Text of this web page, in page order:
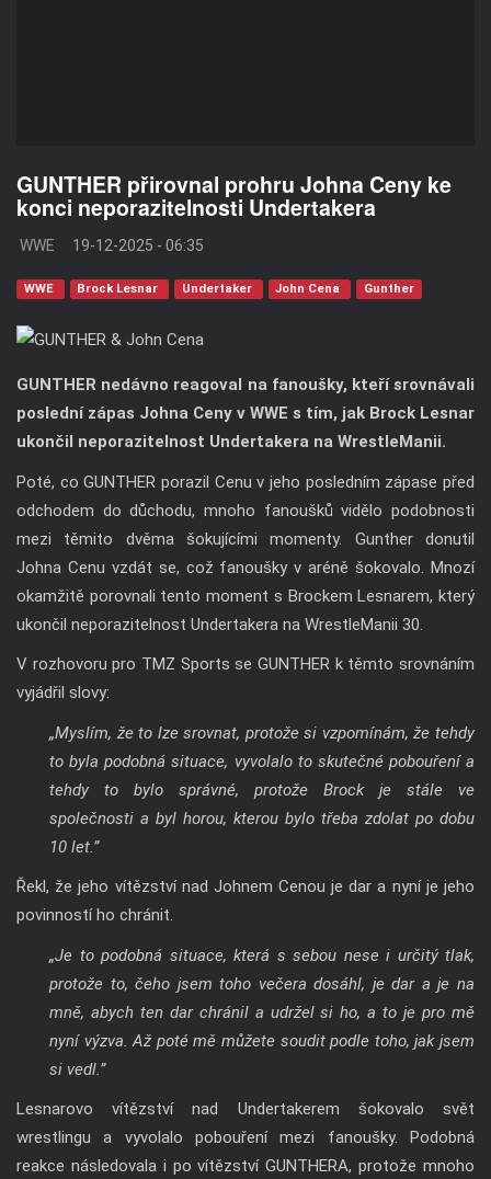
GUNTHER přirovnal prohru Johna Ceny ke
konci neporazitelnosti Undertakera
WWE 19-12-2025 - 06:35
WWE Brock Lesnar Undertaker John Cena Gunther
GUNTHER nedávno reagoval na fanoušky, kteří srovnávali
poslední zápas Johna Ceny v WWE s tím, jak Brock Lesnar
ukončil neporazitelnost Undertakera na WrestleManii.
Poté, co GUNTHER porazil Cenu v jeho posledním zápase před
odchodem do důchodu, mnoho fanoušků vidělo podobnosti
mezi těmito dvěma šokujícími momenty. Gunther donutil
Johna Cenu vzdát se, což fanoušky v aréně šokovalo. Mnozí
okamžitě porovnali tento moment s Brockem Lesnarem, který
ukončil neporazitelnost Undertakera na WrestleManii 30.
V rozhovoru pro TMZ Sports se GUNTHER k těmto srovnáním
vyjádřil slovy:
„Myslím, že to lze srovnat, protože si vzpomínám, že tehdy
to byla podobná situace, vyvolalo to skutečné pobouření a
tehdy to bylo správné, protože Brock je stále ve
společnosti a byl horou, kterou bylo třeba zdolat po dobu
10 let.”
Řekl, že jeho vítězství nad Johnem Cenou je dar a nyní je jeho
povinností ho chránit.
„Je to podobná situace, která s sebou nese i určitý tlak,
protože to, čeho jsem toho večera dosáhl, je dar a je na
mně, abych ten dar chránil a udržel si ho, a to je pro mě
nyní výzva. Až poté mě můžete soudit podle toho, jak jsem
si vedl.”
Lesnarovo vítězství nad Undertakerem šokovalo svět
wrestlingu a vyvolalo pobouření mezi fanoušky. Podobná
reakce následovala i po vítězství GUNTHERA, protože mnoho